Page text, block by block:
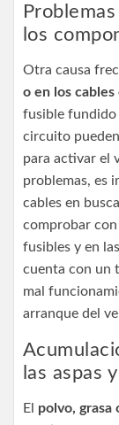
los
Otra causa
o en los
fusible fundido
circuito
para activar el
problemas, es
cables en
comprobar
fusibles y en
cuenta con un
mal
arranque del
las aspas
El polvo, grasa